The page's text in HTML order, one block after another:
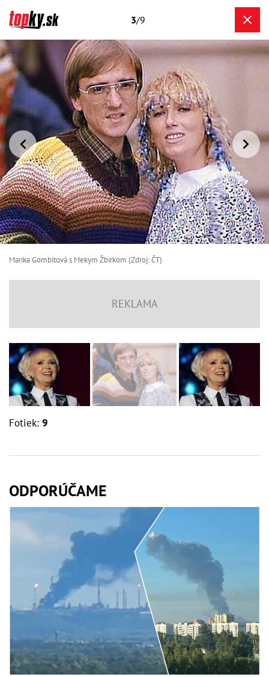
3/9
Marika Gombitová s Mekym Žbirkom (Zdroj: ČT)
Fotiek: 9
ODPORÚČAME